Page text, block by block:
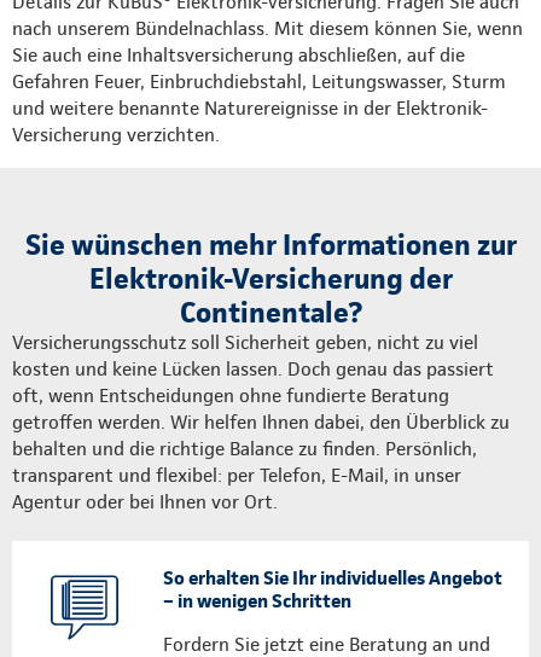
nach unserem Bündelnachlass. Mit diesem können Sie, wenn
Sie auch eine Inhaltsversicherung abschließen, auf die
Gefahren Feuer, Einbruchdiebstahl, Leitungswasser, Sturm
und weitere benannte Naturereignisse in der Elektronik-
Versicherung verzichten.
Sie wünschen mehr Informationen zur
Elektronik-Versicherung der
Continentale?
Versicherungsschutz soll Sicherheit geben, nicht zu viel
kosten und keine Lücken lassen. Doch genau das passiert
oft, wenn Entscheidungen ohne fundierte Beratung
getroffen werden. Wir helfen Ihnen dabei, den Überblick zu
behalten und die richtige Balance zu finden. Persönlich,
transparent und flexibel: per Telefon, E-Mail, in unser
Agentur oder bei Ihnen vor Ort.
So erhalten Sie Ihr individuelles Angebot
– in wenigen Schritten
Fordern Sie jetzt eine Beratung an und